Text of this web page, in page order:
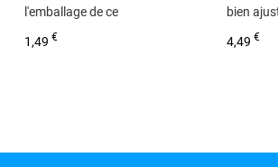
l'emballage de ce
préservatif !
1,49€
bien
Boite
4,49€